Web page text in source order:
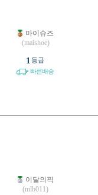
마이슈즈
(maishoe)
1 등급
빠른배송
이달의픽
(mlb011)